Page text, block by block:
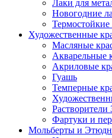
Лаки для
Новогодние
Термостойкие
Художественные
Масляные
Акварельные
Акриловые
Гуашь
Темперные
Растворители
Фартуки и
Мольберты и